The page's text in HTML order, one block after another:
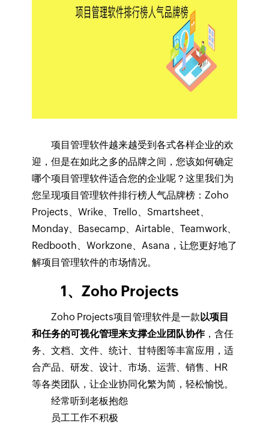
项目管理软件越来越受到各式各样企业的欢
迎，但是在如此之多的品牌之间，您该如何确定
哪个项目管理软件适合您的企业呢？这里我们为
您呈现项目管理软件排行榜人气品牌榜：Zoho
Projects、Wrike、Trello、Smartsheet、
Monday、Basecamp、Airtable、Teamwork、
Redbooth、Workzone、Asana，让您更好地了
解项目管理软件的市场情况。
1、Zoho Projects
Zoho Projects项目管理软件是一款以项目
和任务的可视化管理来支撑企业团队协作，含任
务、文档、文件、统计、甘特图等丰富应用，适
合产品、研发、设计、市场、运营、销售、HR
等各类团队，让企业协同化繁为简，轻松愉悦。
经常听到老板抱怨
员工工作不积极